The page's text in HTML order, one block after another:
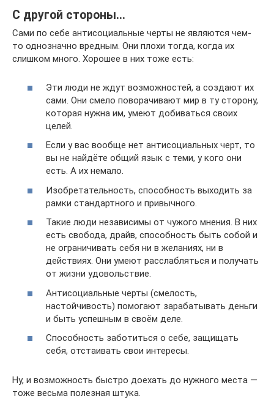
С другой стороны…
Сами по себе антисоциальные черты не являются чем-
то однозначно вредным. Они плохи тогда, когда их
слишком много. Хорошее в них тоже есть:
Эти люди не ждут возможностей, а создают их
сами. Они смело поворачивают мир в ту сторону,
которая нужна им, умеют добиваться своих
целей.
Если у вас вообще нет антисоциальных черт, то
вы не найдёте общий язык с теми, у кого они
есть. А их немало.
Изобретательность, способность выходить за
рамки стандартного и привычного.
Такие люди независимы от чужого мнения. В них
есть свобода, драйв, способность быть собой и
не ограничивать себя ни в желаниях, ни в
действиях. Они умеют расслабляться и получать
от жизни удовольствие.
Антисоциальные черты (смелость,
настойчивость) помогают зарабатывать деньги
и быть успешным в своём деле.
Способность заботиться о себе, защищать
себя, отстаивать свои интересы.
Ну, и возможность быстро доехать до нужного места —
тоже весьма полезная штука.